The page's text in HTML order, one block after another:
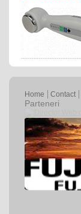
Home
Contact
Parteneri